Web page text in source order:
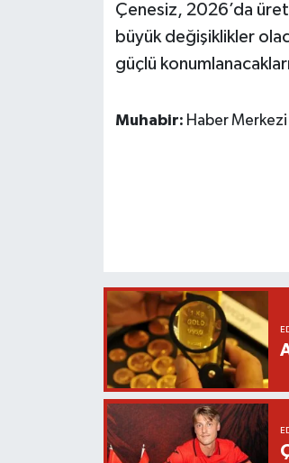
Çenesiz, 2026’da
büyük değişiklikler
güçlü
Muhabir: Haber Merkezi